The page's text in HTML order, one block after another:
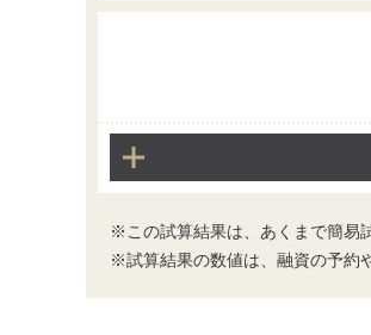
※この試算結果は、あくまで簡易
※試算結果の数値は、融資の予約